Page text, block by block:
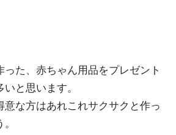
った、赤ちゃん用品をプレゼント
と思います。
意な方はあれこれサクサクと作っ